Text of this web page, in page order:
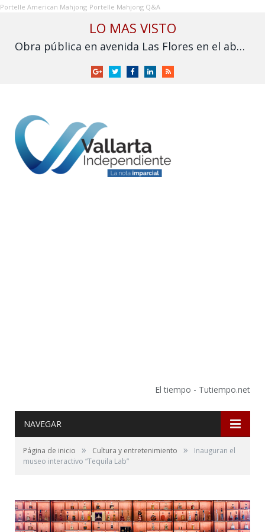
Portelle American Mahjong Portelle Mahjong Q&A
LO MAS VISTO
Obra pública en avenida Las Flores en el abandono
GoogleTwitterFacebookLinkedInRSS
El tiempo - Tutiempo.net
NAVEGAR
Página de inicio » Cultura y entretenimiento »
Inauguran el
museo interactivo “Tequila Lab”